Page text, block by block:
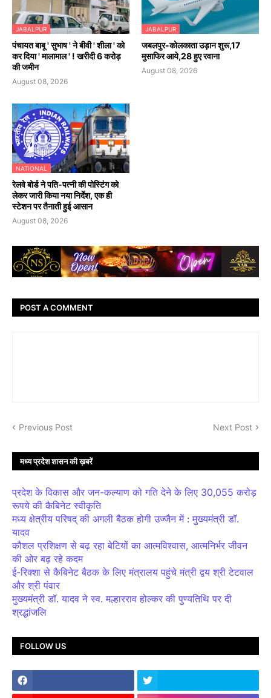
JABALPUR
पंचायत बाबू ' सुभाष ' ने बीवी ' शीला ' को
कर दिया ' मालामाल ' ! खरीदी 6 करोड़
की जमीन
August 08, 2026
JABALPUR
जबलपुर-कोलकाता उड़ान शुरू,17
मुसाफिर आये,28 हुए रवाना
August 08, 2026
NATIONAL
रेलवे बोर्ड ने पति-पत्नी की पोस्टिंग को
लेकर जारी किया नया निर्देश, एक ही
स्टेशन पर तैनाती हुई आसान
August 08, 2026
POST A COMMENT
Previous Post Next Post
मध्य प्रदेश शासन की ख़बरें
प्रदेश के विकास और जन-कल्याण को गति देने के लिए 30,055 करोड़
रूपये की कैबिनेट स्वीकृति
मध्य क्षेत्रीय परिषद् की अगली बैठक होगी उज्जैन में : मुख्यमंत्री डॉ.
यादव
कौशल प्रशिक्षण से बढ़ रहा बेटियों का आत्मविश्वास, आत्मनिर्भर जीवन
की ओर बढ़ रहे कदम
ई-रिक्शा से कैबिनेट बैठक के लिए मंत्रालय पहुंचे मंत्री द्वय श्री टेटवाल
और श्री पंवार
मुख्यमंत्री डॉ. यादव ने स्व. मल्हारराव होल्कर की पुण्यतिथि पर दी
श्रद्धांजलि
FOLLOW US